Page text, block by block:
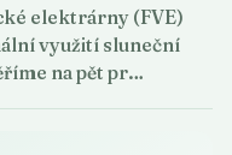
elektrárny (FVE)
využití sluneční
na pět pr…